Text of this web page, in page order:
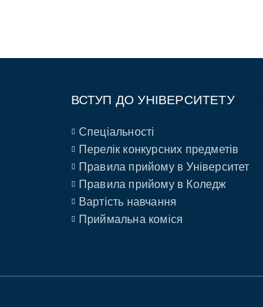
ВСТУП ДО УНІВЕРСИТЕТУ
Спеціальності
Перелік конкурсних предметів
Правила прийому в Університет
Правила прийому в Коледж
Вартість навчання
Приймальна коміся